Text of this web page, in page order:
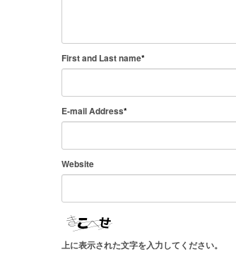
First and Last name*
E-mail Address*
Website
上に表示された文字を入力してください。